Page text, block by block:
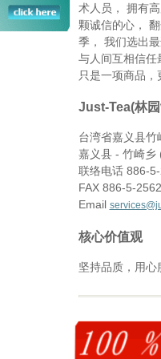
术人员， 拥有
颗诚信的心，
季， 我们选出
与人间互相信任
只是一项商品
Just-Tea(林
台湾省嘉义县
嘉义县 - 竹崎乡
联络电话 886-
FAX 886-5-
Email
核心价值观
坚持品质，用心